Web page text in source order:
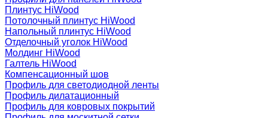
Плинтус HiWood
Потолочный плинтус HiWood
Напольный плинтус HiWood
Отделочный уголок HiWood
Молдинг HiWood
Галтель HiWood
Компенсационный шов
Профиль для светодиодной ленты
Профиль дилатационный
Профиль для ковровых покрытий